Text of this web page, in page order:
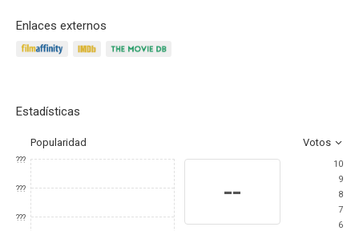
Enlaces externos
Estadísticas
Popularidad Votos
???
???
???
--
10
9
8
7
6